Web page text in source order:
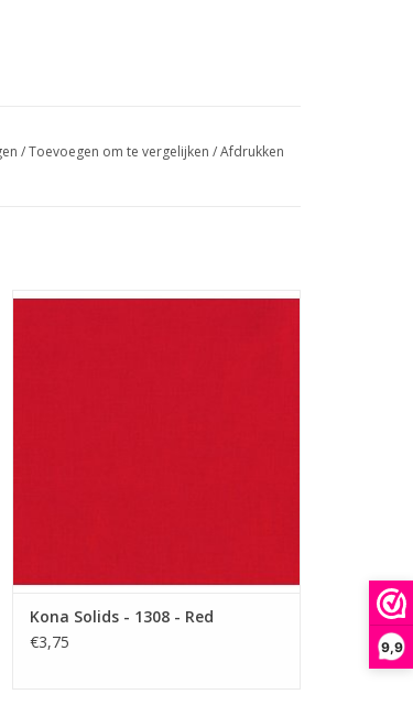
9,9
/Toevoegen om te vergelijken /Afdrukken
rode effen stof van Kona
Kona Solids - 1308 - Red
€3,75